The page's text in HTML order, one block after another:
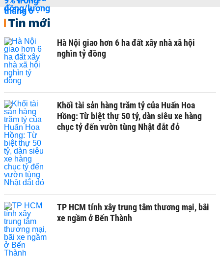
Tin mới
Hà Nội giao hơn 6 ha đất xây nhà xã hội
nghìn tỷ đồng
Khối tài sản hàng trăm tỷ của Huấn Hoa
Hồng: Từ biệt thự 50 tỷ, dàn siêu xe hàng
chục tỷ đến vườn tùng Nhật đắt đỏ
TP HCM tính xây trung tâm thương mại, bãi
xe ngầm ở Bến Thành